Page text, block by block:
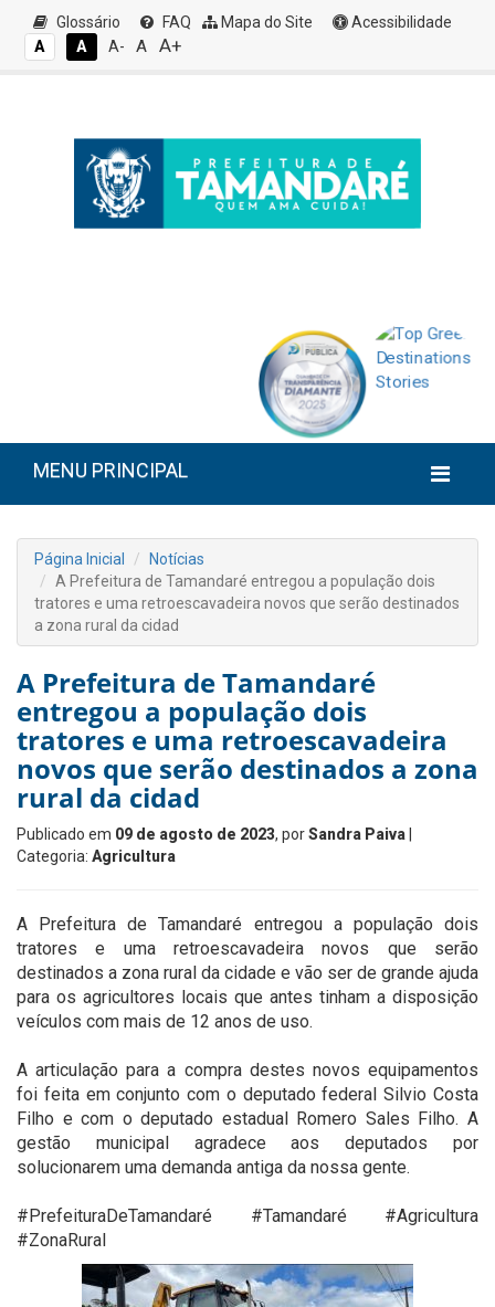
Glossário FAQ Mapa do Site
Acessibilidade
A
A A- A A+
MENU PRINCIPAL
Página Inicial
Notícias
A Prefeitura de Tamandaré entregou a população dois
tratores e uma retroescavadeira novos que serão destinados
a zona rural da cidad
A Prefeitura de Tamandaré
entregou a população dois
tratores e uma retroescavadeira
novos que serão destinados a zona
rural da cidad
Publicado em 09 de agosto de 2023, porSandra Paiva
Categoria: Agricultura
A Prefeitura de Tamandaré entregou a população dois
tratores e uma retroescavadeira novos que serão
destinados a zona rural da cidade e vão ser de grande ajuda
para os agricultores locais que antes tinham a disposição
veículos com mais de 12 anos de uso. ⠀
A articulação para a compra destes novos equipamentos
foi feita em conjunto com o deputado federal Silvio Costa
Filho e com o deputado estadual Romero Sales Filho. A
gestão municipal agradece aos deputados por
solucionarem uma demanda antiga da nossa gente.⠀
#PrefeituraDeTamandaré #Tamandaré #Agricultura
#ZonaRural